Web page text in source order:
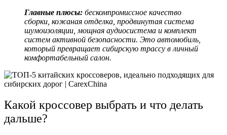
Главные плюсы: бескомпромиссное качество
сборки, кожаная отделка, продвинутая система
шумоизоляции, мощная аудиосистема и комплект
систем активной безопасности. Это автомобиль,
который превращает сибирскую трассу в личный
комфортабельный салон.
Какой кроссовер выбрать и что делать
дальше?